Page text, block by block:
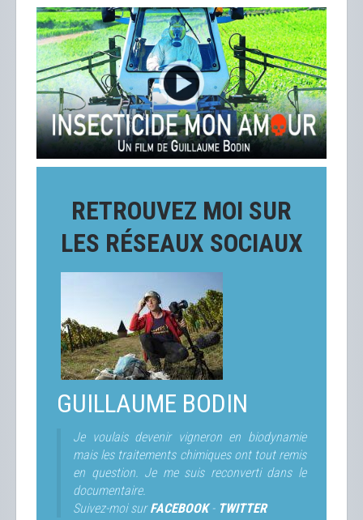
RETROUVEZ MOI SUR
LES RÉSEAUX SOCIAUX
GUILLAUME BODIN
Je voulais devenir vigneron en biodynamie
mais les traitements chimiques ont tout remis
en question. Je me suis reconverti dans le
documentaire.
Suivez-moi surFACEBOOK- TWITTER